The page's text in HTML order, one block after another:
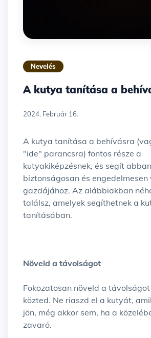
Nevelés
A kutya tanítása a
2024. Február 16.
A kutya tanítása a behívásra (vagy más néven
"ide" parancsra) fontos része a
kutyakiképzésnek, és segít
biztonságosan és
gazdájához. Az alábbiakban
találsz, amelyek segíthetnek a
tanításában.
Növeld a távolságot
Fokozatosan növeld a
közted. Ne riaszd el a kutyát,
jön, még akkor sem, ha a
zavaró.